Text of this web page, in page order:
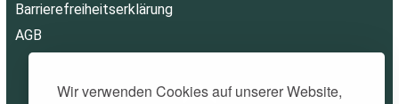
Wir verwenden Cookies auf unserer Website,
Barrierefreiheitserklärung
AGB